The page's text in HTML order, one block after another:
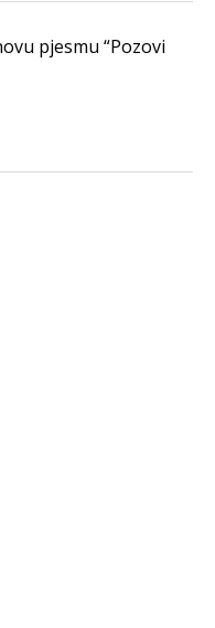
pjesmu “Pozovi